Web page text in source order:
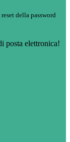
della password
posta elettronica!